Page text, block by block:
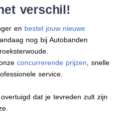
verschil!
en bestel jouw nieuwe
nog bij Autobanden
concurrerende prijzen , snelle
service.
dat je tevreden zult zijn